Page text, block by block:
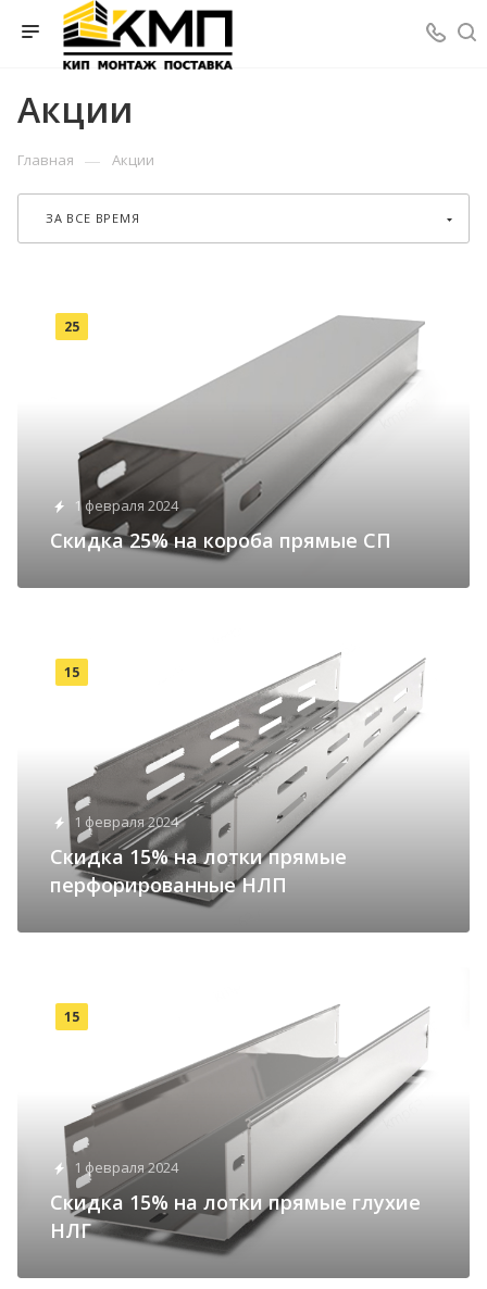
Акции
Главная — Акции
ЗА ВСЕ ВРЕМЯ
1 февраля 2024
Cкидка 25% на короба прямые СП
25
1 февраля 2024
Cкидка 15% на лотки прямые
перфорированные НЛП
15
1 февраля 2024
Cкидка 15% на лотки прямые глухие
НЛГ
15